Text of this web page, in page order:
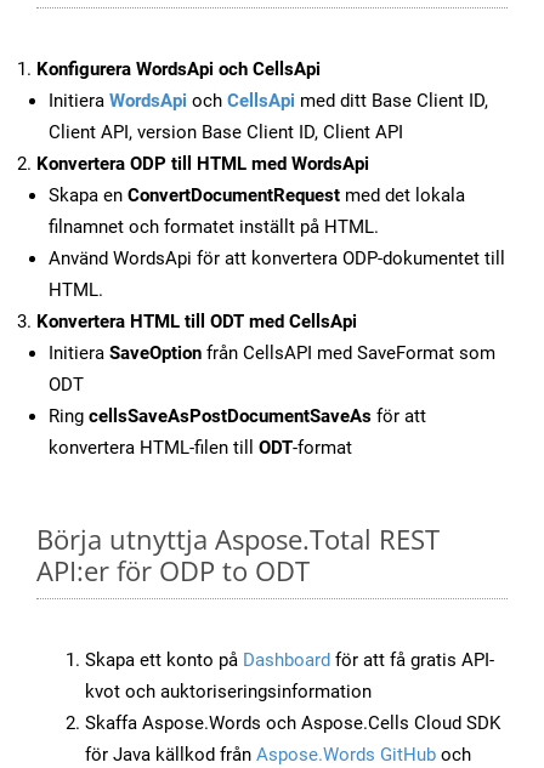
Konfigurera WordsApi och CellsApi
Initiera WordsApi och CellsApi med ditt Base Client ID,
Client API, version Base Client ID, Client API
Konvertera ODP till HTML med WordsApi
Skapa en ConvertDocumentRequest med det lokala
filnamnet och formatet inställt på HTML.
Använd WordsApi för att konvertera ODP-dokumentet till
HTML.
Konvertera HTML till ODT med CellsApi
Initiera SaveOption från CellsAPI med SaveFormat som
ODT
Ring cellsSaveAsPostDocumentSaveAs för att
konvertera HTML-filen till ODT-format
Börja utnyttja Aspose.Total REST
API:er för ODP to ODT
Skapa ett konto på Dashboard för att få gratis API-
kvot och auktoriseringsinformation
Skaffa Aspose.Words och Aspose.Cells Cloud SDK
för Java källkod från Aspose.Words GitHub och